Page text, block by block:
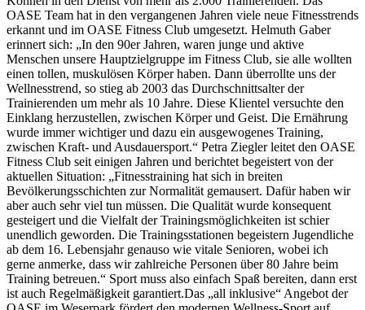
OASE Team hat in den vergangenen Jahren viele neue Fitnesstrends
erkannt und im OASE Fitness Club umgesetzt. Helmuth Gaber
erinnert sich: „In den 90er Jahren, waren junge und aktive
Menschen unsere Hauptzielgruppe im Fitness Club, sie alle wollten
einen tollen, muskulösen Körper haben. Dann überrollte uns der
Wellnesstrend, so stieg ab 2003 das Durchschnittsalter der
Trainierenden um mehr als 10 Jahre. Diese Klientel versuchte den
Einklang herzustellen, zwischen Körper und Geist. Die Ernährung
wurde immer wichtiger und dazu ein ausgewogenes Training,
zwischen Kraft- und Ausdauersport.“ Petra Ziegler leitet den OASE
Fitness Club seit einigen Jahren und berichtet begeistert von der
aktuellen Situation: „Fitnesstraining hat sich in breiten
Bevölkerungsschichten zur Normalität gemausert. Dafür haben wir
aber auch sehr viel tun müssen. Die Qualität wurde konsequent
gesteigert und die Vielfalt der Trainingsmöglichkeiten ist schier
unendlich geworden. Die Trainingsstationen begeistern Jugendliche
ab dem 16. Lebensjahr genauso wie vitale Senioren, wobei ich
gerne anmerke, dass wir zahlreiche Personen über 80 Jahre beim
Training betreuen.“ Sport muss also einfach Spaß bereiten, dann erst
ist auch Regelmäßigkeit garantiert.Das „all inklusive“ Angebot der